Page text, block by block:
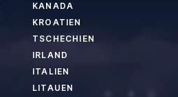
KANADA
KROATIEN
TSCHECHIEN
IRLAND
ITALIEN
LITAUEN